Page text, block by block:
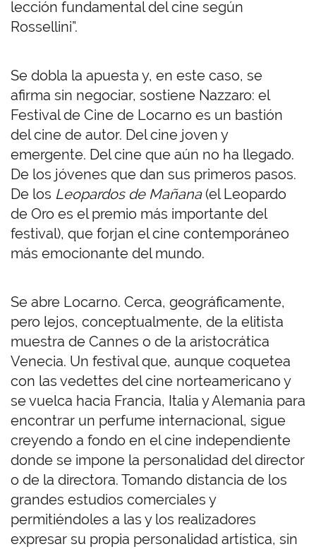
lección fundamental del cine según
Rossellini”.
Se dobla la apuesta y, en este caso, se
afirma sin negociar, sostiene Nazzaro: el
Festival de Cine de Locarno es un bastión
del cine de autor. Del cine joven y
emergente. Del cine que aún no ha llegado.
De los jóvenes que dan sus primeros pasos.
De los Leopardos de Mañana (el Leopardo
de Oro es el premio más importante del
festival), que forjan el cine contemporáneo
más emocionante del mundo.
Se abre Locarno. Cerca, geográficamente,
pero lejos, conceptualmente, de la elitista
muestra de Cannes o de la aristocrática
Venecia. Un festival que, aunque coquetea
con las vedettes del cine norteamericano y
se vuelca hacia Francia, Italia y Alemania para
encontrar un perfume internacional, sigue
creyendo a fondo en el cine independiente
donde se impone la personalidad del director
o de la directora. Tomando distancia de los
grandes estudios comerciales y
permitiéndoles a las y los realizadores
expresar su propia personalidad artística, sin